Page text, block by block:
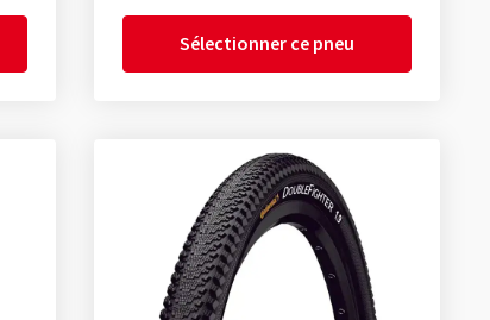
Sélectionner ce pneu